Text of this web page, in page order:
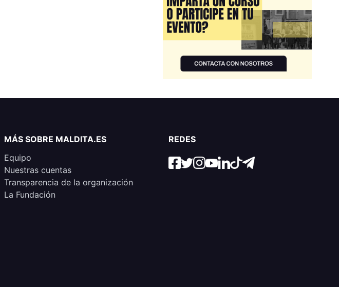
MÁS SOBRE MALDITA.ES
Equipo
Nuestras cuentas
Transparencia de la organización
La Fundación
REDES